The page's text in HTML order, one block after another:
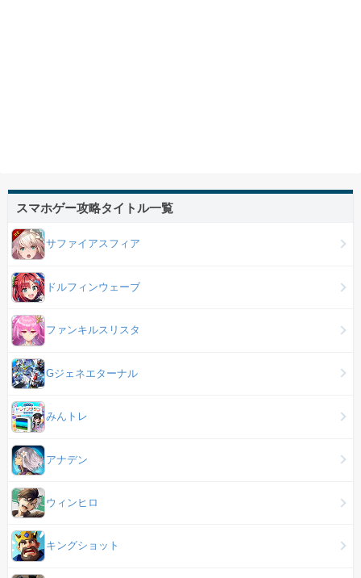
スマホゲー攻略タイトル一覧
サファイアスフィア
ドルフィンウェーブ
ファンキルスリスタ
Gジェネエターナル
みんトレ
アナデン
ウィンヒロ
キングショット